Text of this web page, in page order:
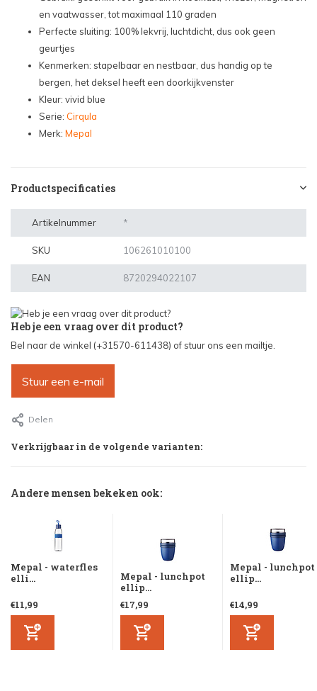
en vaatwasser, tot maximaal 110 graden
Perfecte sluiting: 100% lekvrij, luchtdicht, dus ook geen
geurtjes
Kenmerken: stapelbaar en nestbaar, dus handig op te
bergen, het deksel heeft een doorkijkvenster
Kleur: vivid blue
Serie: Cirqula
Merk: Mepal
Productspecificaties
Artikelnummer *
SKU 106261010100
EAN 8720294022107
Heb je een vraag over dit product?
Bel naar de winkel (+31570-611438) of stuur ons een mailtje.
Stuur een e-mail
Delen
Verkrijgbaar in de volgende varianten:
Andere mensen bekeken ook:
Mepal - waterfles
elli...
€11,99
Mepal - lunchpot
ellip...
€17,99
Mepal - lunchpot
ellip...
€14,99